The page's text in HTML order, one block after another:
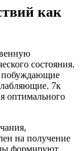
как
состояния.
побуждающие
7к
оптимального
на получение